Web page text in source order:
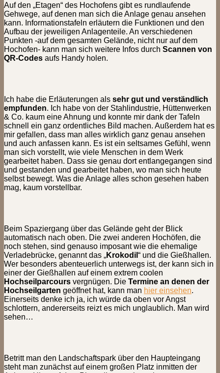
Auf den „Etagen“ des Hochofens gibt es rundlaufende
Gehwege, auf denen man sich die Anlage genau ansehen
kann. Informationstafeln erläutern die Funktionen und den
Aufbau der jeweiligen Anlagenteile. An verschiedenen
Punkten -auf dem gesamten Gelände, nicht nur auf dem
Hochofen- kann man sich weitere Infos durch Scannen von
QR-Codes aufs Handy holen.
Ich habe die Erläuterungen als sehr gut und verständlich
empfunden. Ich habe von der Stahlindustrie, Hüttenwerken
& Co. kaum eine Ahnung und konnte mir dank der Tafeln
schnell ein ganz ordentliches Bild machen. Außerdem hat es
mir gefallen, dass man alles wirklich ganz genau ansehen
und auch anfassen kann. Es ist ein seltsames Gefühl, wenn
man sich vorstellt, wie viele Menschen in dem Werk
gearbeitet haben. Dass sie genau dort entlangegangen sind
und gestanden und gearbeitet haben, wo man sich heute
selbst bewegt. Was die Anlage alles schon gesehen haben
mag, kaum vorstellbar.
Beim Spaziergang über das Gelände geht der Blick
automatisch nach oben. Die zwei anderen Hochöfen, die
noch stehen, sind genauso imposant wie die ehemalige
Verladebrücke, genannt das „Krokodil “ und die Gießhallen.
Wer besonders abenteuerlich unterwegs ist, der kann sich in
einer der Gießhallen auf einem extrem coolen
Hochseilparcours vergnügen. Die Termine an denen der
Hochseilgarten geöffnet hat, kann man hier einsehen.
Einerseits denke ich ja, ich würde da oben vor Angst
schlottern, andererseits reizt es mich unglaublich. Man wird
sehen…
Betritt man den Landschaftspark über den Haupteingang
steht man zunächst auf einem großen Platz inmitten der